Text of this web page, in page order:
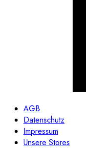
AGB
Datenschutz
Impressum
Unsere Stores